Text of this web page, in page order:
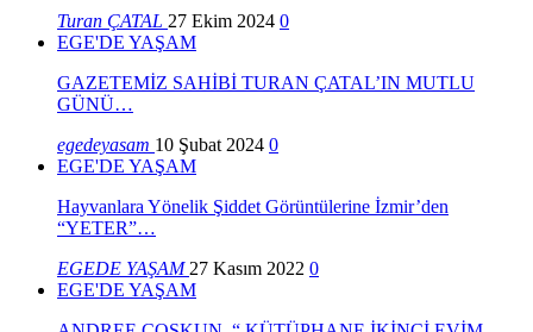
Turan ÇATAL 27 Ekim 2024 0
EGE'DE YAŞAM
GAZETEMİZ SAHİBİ TURAN ÇATAL’IN MUTLU
GÜNÜ…
egedeyasam 10 Şubat 2024 0
EGE'DE YAŞAM
Hayvanlara Yönelik Şiddet Görüntülerine İzmir’den
“YETER”…
EGEDE YAŞAM 27 Kasım 2022 0
EGE'DE YAŞAM